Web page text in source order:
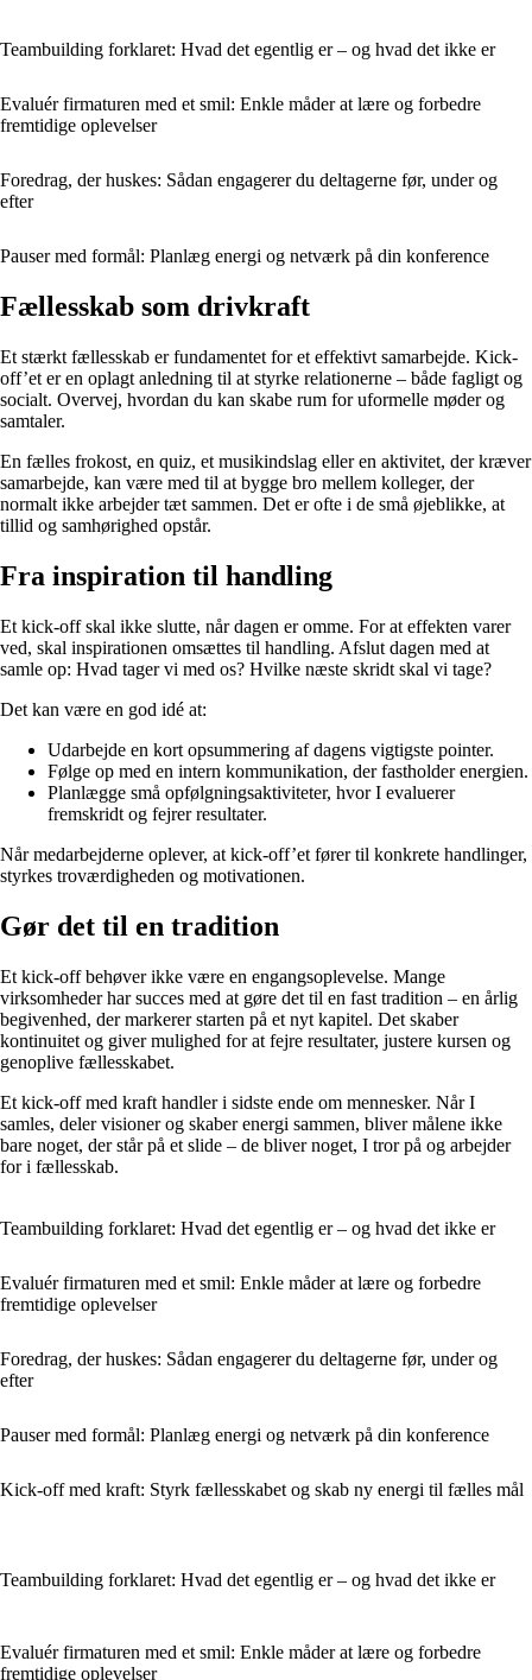
Teambuilding forklaret: Hvad det egentlig er – og hvad det ikke er
Evaluér firmaturen med et smil: Enkle måder at lære og forbedre
fremtidige oplevelser
Foredrag, der huskes: Sådan engagerer du deltagerne før, under og
efter
Pauser med formål: Planlæg energi og netværk på din konference
Fællesskab som drivkraft
Et stærkt fællesskab er fundamentet for et effektivt samarbejde. Kick-
off’et er en oplagt anledning til at styrke relationerne – både fagligt og
socialt. Overvej, hvordan du kan skabe rum for uformelle møder og
samtaler.
En fælles frokost, en quiz, et musikindslag eller en aktivitet, der kræver
samarbejde, kan være med til at bygge bro mellem kolleger, der
normalt ikke arbejder tæt sammen. Det er ofte i de små øjeblikke, at
tillid og samhørighed opstår.
Fra inspiration til handling
Et kick-off skal ikke slutte, når dagen er omme. For at effekten varer
ved, skal inspirationen omsættes til handling. Afslut dagen med at
samle op: Hvad tager vi med os? Hvilke næste skridt skal vi tage?
Det kan være en god idé at:
Udarbejde en kort opsummering af dagens vigtigste pointer.
Følge op med en intern kommunikation, der fastholder energien.
Planlægge små opfølgningsaktiviteter, hvor I evaluerer
fremskridt og fejrer resultater.
Når medarbejderne oplever, at kick-off’et fører til konkrete handlinger,
styrkes troværdigheden og motivationen.
Gør det til en tradition
Et kick-off behøver ikke være en engangsoplevelse. Mange
virksomheder har succes med at gøre det til en fast tradition – en årlig
begivenhed, der markerer starten på et nyt kapitel. Det skaber
kontinuitet og giver mulighed for at fejre resultater, justere kursen og
genoplive fællesskabet.
Et kick-off med kraft handler i sidste ende om mennesker. Når I
samles, deler visioner og skaber energi sammen, bliver målene ikke
bare noget, der står på et slide – de bliver noget, I tror på og arbejder
for i fællesskab.
Teambuilding forklaret: Hvad det egentlig er – og hvad det ikke er
Evaluér firmaturen med et smil: Enkle måder at lære og forbedre
fremtidige oplevelser
Foredrag, der huskes: Sådan engagerer du deltagerne før, under og
efter
Pauser med formål: Planlæg energi og netværk på din konference
Kick-off med kraft: Styrk fællesskabet og skab ny energi til fælles mål
Teambuilding forklaret: Hvad det egentlig er – og hvad det ikke er
Evaluér firmaturen med et smil: Enkle måder at lære og forbedre
fremtidige oplevelser